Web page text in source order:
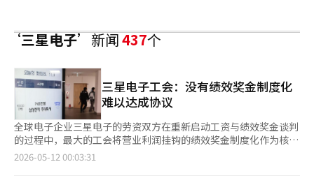
‘三星电子’新闻437个
三星电子工会：没有绩效奖金制度化
难以达成协议
全球电子企业三星电子的劳资双方在重新启动工资与绩效奖金谈判
的过程中，最大的工会将营业利润挂钩的绩效奖金制度化作为核心
条件，进一步加大了施压力度。 三星电子最大工会——超企业劳动
2026-05-12 00:03:31